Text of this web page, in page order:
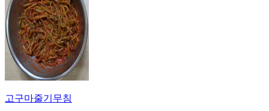
고구마줄기무침